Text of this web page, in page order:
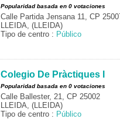
Popularidad basada en 0 votaciones
Calle Partida Jensana 11, CP
LLEIDA, (LLEIDA)
Tipo de centro : Público
Colegio De Pràctiques I
Popularidad basada en 0 votaciones
Calle Ballester, 21, CP 25002
LLEIDA, (LLEIDA)
Tipo de centro : Público